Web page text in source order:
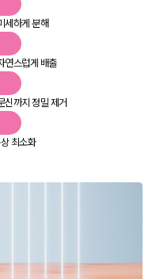
세하게 분해
연스럽게 배출
신까지 정밀 제거
최소화